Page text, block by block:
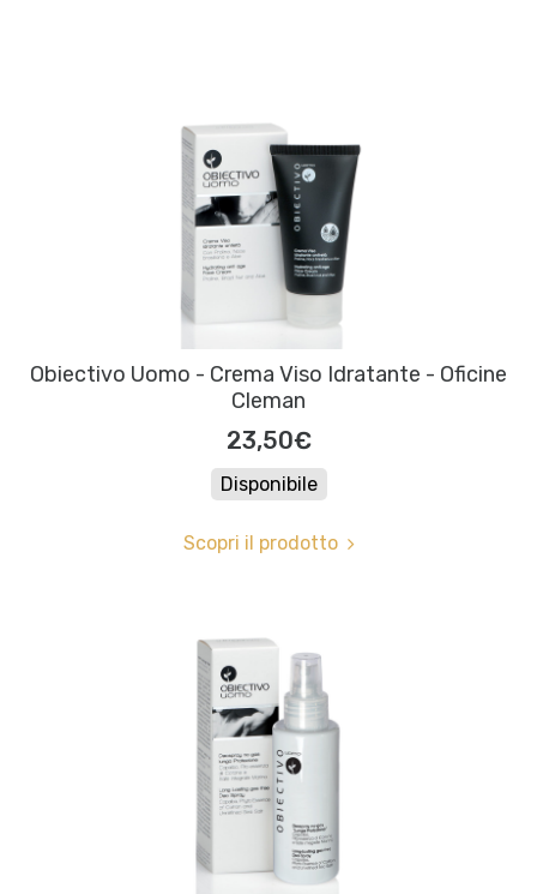
Obiectivo Uomo - Crema Viso Idratante - Oficine
Cleman
23,50€
Disponibile
Scopri il prodotto